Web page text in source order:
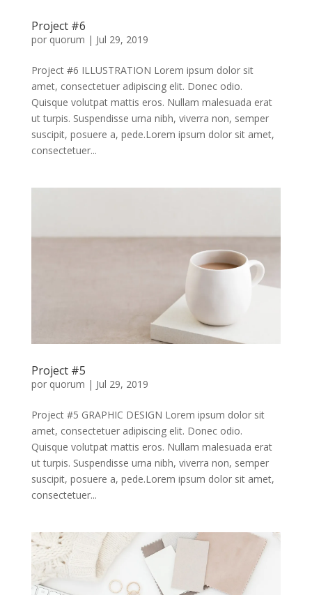
Project #6
por quorum | Jul 29, 2019
Project #6 ILLUSTRATION Lorem ipsum dolor sit
amet, consectetuer adipiscing elit. Donec odio.
Quisque volutpat mattis eros. Nullam malesuada erat
ut turpis. Suspendisse urna nibh, viverra non, semper
suscipit, posuere a, pede.Lorem ipsum dolor sit amet,
consectetuer...
Project #5
por quorum | Jul 29, 2019
Project #5 GRAPHIC DESIGN Lorem ipsum dolor sit
amet, consectetuer adipiscing elit. Donec odio.
Quisque volutpat mattis eros. Nullam malesuada erat
ut turpis. Suspendisse urna nibh, viverra non, semper
suscipit, posuere a, pede.Lorem ipsum dolor sit amet,
consectetuer...